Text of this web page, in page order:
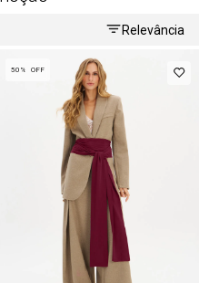
Relevância
50% OFF